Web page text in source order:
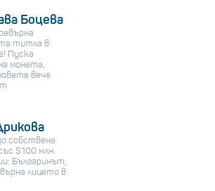
Боцева
титла в
Пуска
монета,
вече
собствена
$100 млн.
Българинът,
лицето в